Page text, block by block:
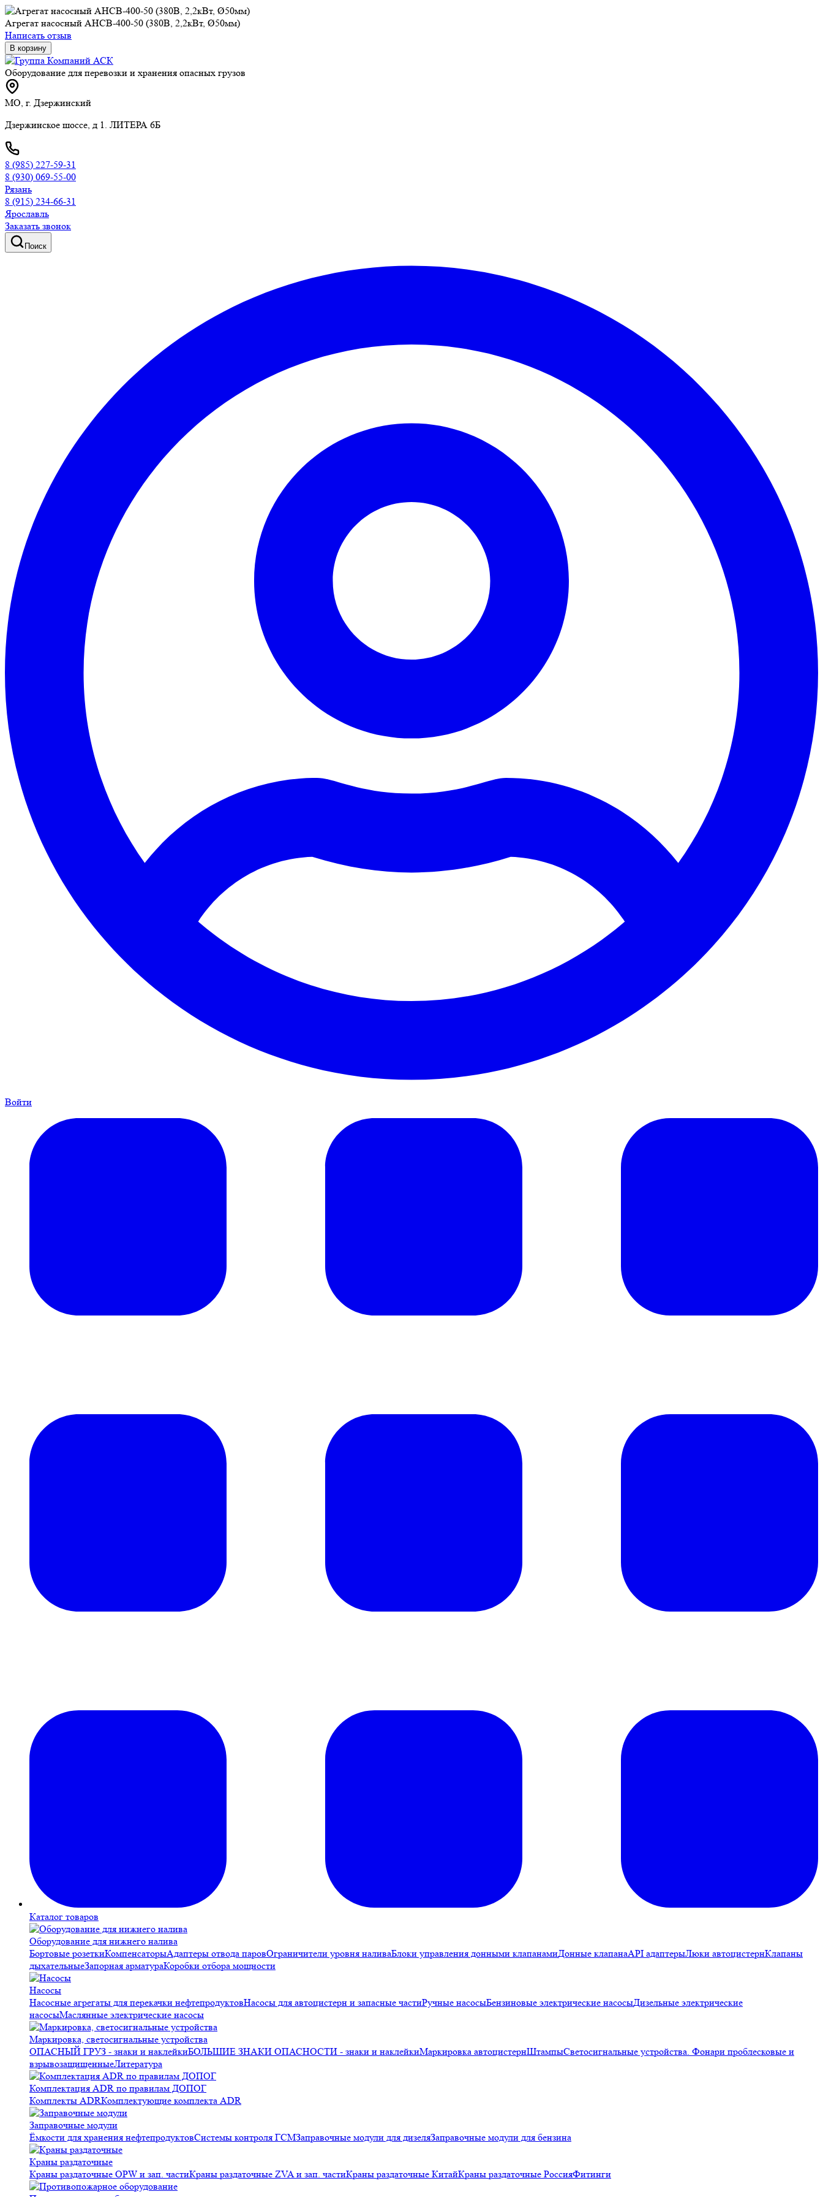
Агрегат насосный АНСВ-400-50 (380В, 2,2кВт, Ø50мм)
Написать отзыв
В корзину
Оборудование для перевозки и хранения опасных грузов
МО, г. Дзержинский
Дзержинское шоссе, д 1. ЛИТЕРА 6Б
8 (985) 227-59-31
8 (930) 069-55-00
Рязань
8 (915) 234-66-31
Ярославль
Заказать звонок
Поиск
Войти
Каталог товаров
Оборудование для нижнего налива
Бортовые розеткиКомпенсаторыАдаптеры отвода паровОграничители уровня наливаБлоки управления донными клапанамиДонные клапанаAPI адаптерыЛюки автоцистернКлапаны
дыхательныеЗапорная арматураКоробки отбора мощности
Насосы
Насосные агрегаты для перекачки нефтепродуктовНасосы для автоцистерн и запасные частиРучные насосыБензиновые электрические насосыДизельные электрические
насосыМаслянные электрические насосы
Маркировка, светосигнальные устройства
ОПАСНЫЙ ГРУЗ - знаки и наклейкиБОЛЬШИЕ ЗНАКИ ОПАСНОСТИ - знаки и наклейкиМаркировка автоцистернШтампыСветосигнальные устройства. Фонари проблесковые и
взрывозащищенныеЛитература
Комплектация ADR по правилам ДОПОГ
Комплекты ADRКомплектующие комплекта ADR
Заправочные модули
Ёмкости для хранения нефтепродуктовСистемы контроля ГСМЗаправочные модули для дизеляЗаправочные модули для бензина
Краны раздаточные
Краны раздаточные OPW и зап. частиКраны раздаточные ZVA и зап. частиКраны раздаточные КитайКраны раздаточные РоссияФитинги